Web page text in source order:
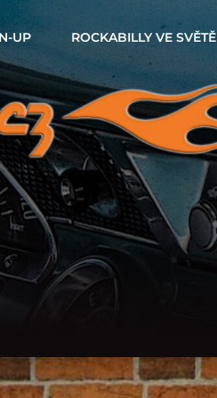
UP ROCKABILLY VE SVĚTĚ